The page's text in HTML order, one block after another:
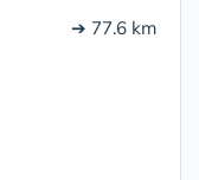
➔ 77.6 km